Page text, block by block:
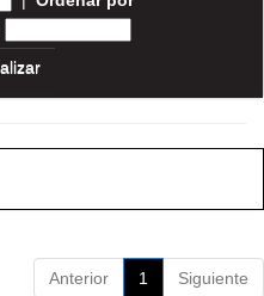
Anterior 1 Siguiente